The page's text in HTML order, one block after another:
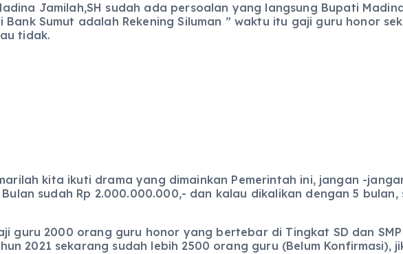
Jamilah,SH sudah ada persoalan yang langsung Bupati
Sumut adalah Rekening Siluman ” waktu itu gaji guru honor
tidak.
kita ikuti drama yang dimainkan Pemerintah ini, jangan -
sudah Rp 2.000.000.000,- dan kalau dikalikan dengan 5 bulan,
guru 2000 orang guru honor yang bertebar di Tingkat SD dan
2021 sekarang sudah lebih 2500 orang guru (Belum Konfirmasi),